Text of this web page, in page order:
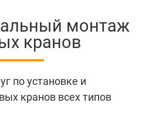
монтаж
кранов
по установке и
кранов всех типов